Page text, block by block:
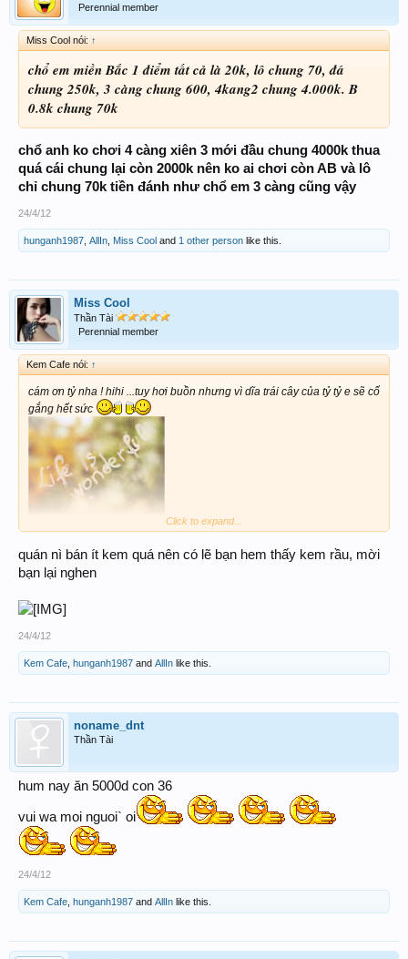
Perennial member
Miss Cool nói: ↑
chổ em miền Bắc 1 điểm tất cả là 20k, lô chung 70, đá
chung 250k, 3 càng chung 600, 4kang2 chung 4.000k. B
0.8k chung 70k
chổ anh ko chơi 4 càng xiên 3 mới đầu chung 4000k thua
quá cái chung lại còn 2000k nên ko ai chơi còn AB và lô
chỉ chung 70k tiền đánh như chổ em 3 càng cũng vậy
24/4/12
hunganh1987 AllIn Miss Cool and 1 other person like this.
Miss Cool
Thần Tài
Perennial member
Kem Cafe nói: ↑
cám ơn tỷ nha ! hihi ...tuy hơi buồn nhưng vì dĩa trái cây của tỷ tỷ e sẽ cố
gắng hết sức
Click to expand...
quán nì bán ít kem quá nên có lẽ bạn hem thấy kem rầu, mời
bạn lại nghen
24/4/12
Kem Cafe hunganh1987 and AllIn like this.
noname_dnt
Thần Tài
hum nay ăn 5000d con 36
vui wa moi nguoi` oi
24/4/12
Kem Cafe hunganh1987 and AllIn like this.